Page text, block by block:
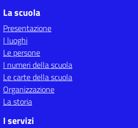
La scuola
Presentazione
I luoghi
Le persone
I numeri della scuola
Le carte della scuola
Organizzazione
La storia
I servizi